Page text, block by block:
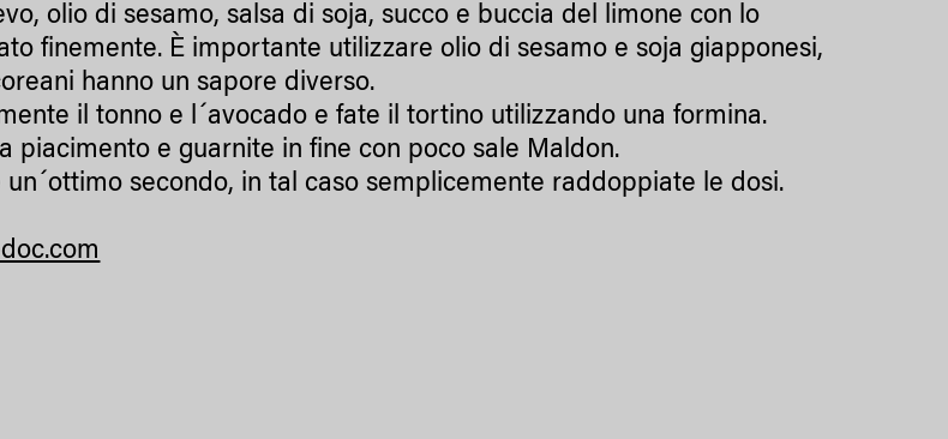
olio di sesamo, salsa di soja, succo e buccia del limone con lo
finemente. È importante utilizzare olio di sesamo e soja giapponesi,
hanno un sapore diverso.
il tonno e l´avocado e fate il tortino utilizzando una formina.
piacimento e guarnite in fine con poco sale Maldon.
un´ottimo secondo, in tal caso semplicemente raddoppiate le dosi.